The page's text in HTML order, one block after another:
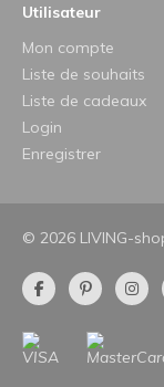
Utilisateur
Mon compte
Liste de souhaits
Liste de cadeaux
Login
Enregistrer
© 2026 LIVING-